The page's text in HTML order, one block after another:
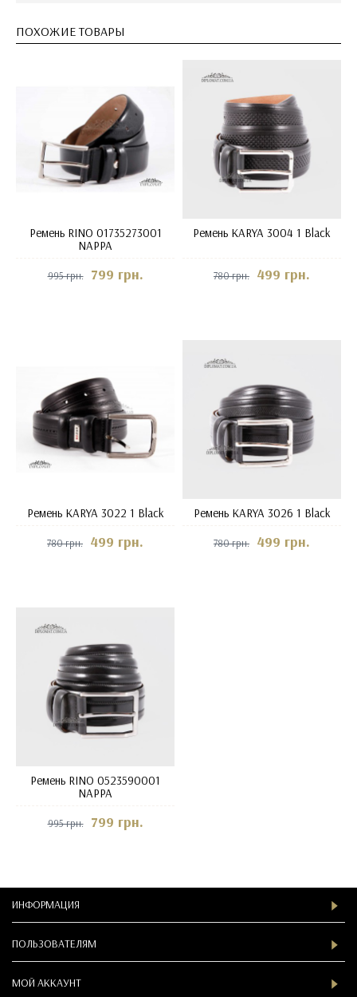
ПОХОЖИЕ ТОВАРЫ
Ремень RINO 01735273001
NAPPA
995 грн. 799 грн.
Ремень KARYA 3004 1 Black
780 грн. 499 грн.
Ремень KARYA 3022 1 Black
780 грн. 499 грн.
Ремень KARYA 3026 1 Black
780 грн. 499 грн.
Ремень RINO 0523590001
NAPPA
995 грн. 799 грн.
ИНФОРМАЦИЯ
ПОЛЬЗОВАТЕЛЯМ
МОЙ АККАУНТ